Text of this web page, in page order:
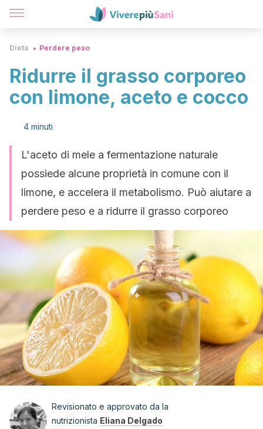
Dieta Perdere peso
Ridurre il grasso corporeo
con limone, aceto e cocco
4 minuti
L'aceto di mele a fermentazione naturale
possiede alcune proprietà in comune con il
limone, e accelera il metabolismo. Può aiutare a
perdere peso e a ridurre il grasso corporeo
Revisionato e approvato da la
nutrizionista Eliana Delgado